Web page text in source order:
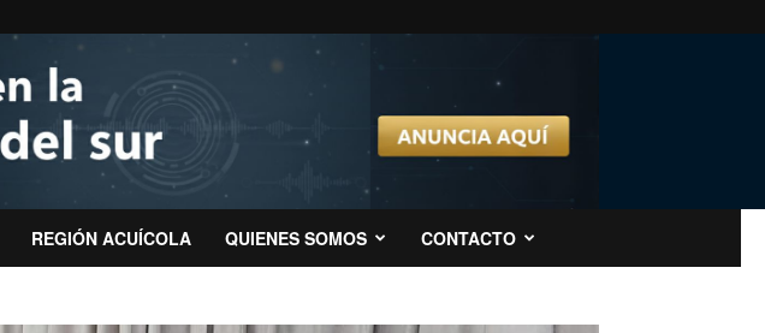
REGIÓN ACUÍCOLA QUIENES SOMOS CONTACTO